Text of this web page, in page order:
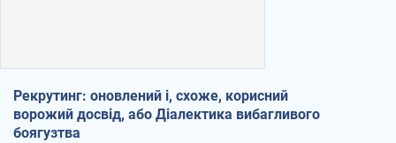
Рекрутинг: оновлений і, схоже, корисний
ворожий досвід, або Діалектика вибагливого
боягузтва